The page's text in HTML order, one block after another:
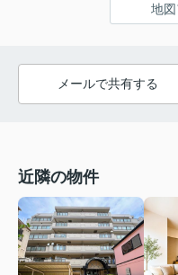
地
メールで共有する
近隣の物件